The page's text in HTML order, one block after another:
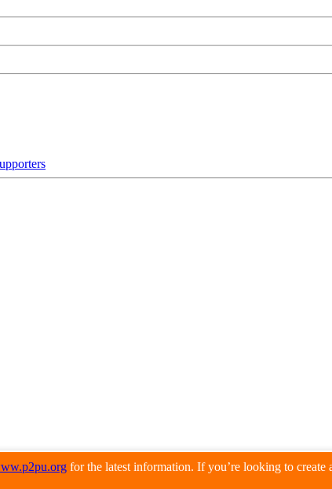
for the latest information. If you’re looking to create